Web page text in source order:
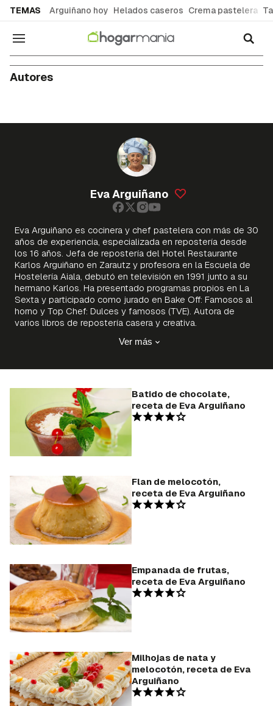
TEMAS Arguiñano hoy Helados caseros Crema pastelera
Navegación
Autores
Eva Arguiñano
Eva Arguiñano es cocinera y chef pastelera con más de 30
años de experiencia, especializada en repostería desde
los 16 años. Jefa de repostería del Hotel Restaurante
Karlos Arguiñano en Zarautz y profesora en la Escuela de
Hostelería Aiala, debutó en televisión en 1991 junto a su
hermano Karlos. Ha presentado programas propios en La
Sexta y participado como jurado en Bake Off: Famosos al
horno y Top Chef: Dulces y famosos (TVE). Autora de
varios libros de repostería casera y creativa.
Ver más
Batido de chocolate,
receta de Eva Arguiñano
Flan de melocotón,
receta de Eva Arguiñano
Empanada de frutas,
receta de Eva Arguiñano
Milhojas de nata y
melocotón, receta de Eva
Arguiñano